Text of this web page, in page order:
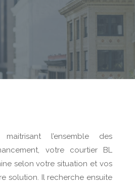
l’ensemble des
votre courtier BL
selon votre situation et vos
solution. Il recherche ensuite